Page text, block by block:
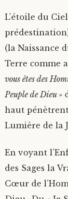
L’étoile du
(la Naissance
Terre comme
vous êtes des
Peuple de Dieu »
haut
Lumière de la
En voyant
des Sages la
Cœur de